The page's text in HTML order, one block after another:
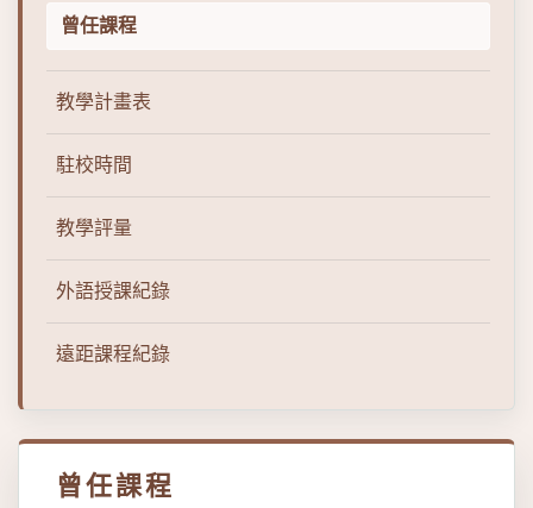
曾任課程
教學計畫表
駐校時間
教學評量
外語授課紀錄
遠距課程紀錄
曾任課程